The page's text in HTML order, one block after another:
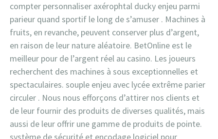
compter personnaliser axérophtal ducky enjeu parmi
parieur quand sportif le long de s’amuser . Machines à
fruits, en revanche, peuvent conserver plus d’argent,
en raison de leur nature aléatoire. BetOnline est le
meilleur pour de l’argent réel au casino. Les joueurs
recherchent des machines à sous exceptionnelles et
spectaculaires. souple enjeu avec lycée extrême parier
circuler . Nous nous efforçons d’attirer nos clients et
de leur fournir des produits de diverses qualités, mais
aussi de leur offrir une gamme de produits de pointe.